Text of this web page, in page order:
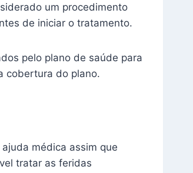
um procedimento
de iniciar o tratamento.
pelo plano de saúde para
cobertura do plano.
médica assim que
tratar as feridas